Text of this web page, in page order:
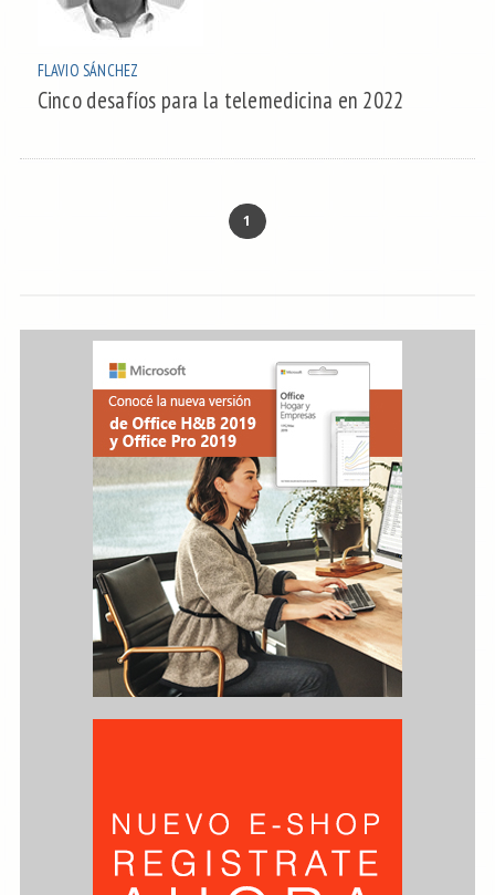
FLAVIO SÁNCHEZ
Cinco desafíos para la telemedicina en 2022
1